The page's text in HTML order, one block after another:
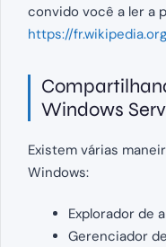
convido você a ler a
https://
Windows
Existem várias
Windows:
Explorador de
Gerenciador